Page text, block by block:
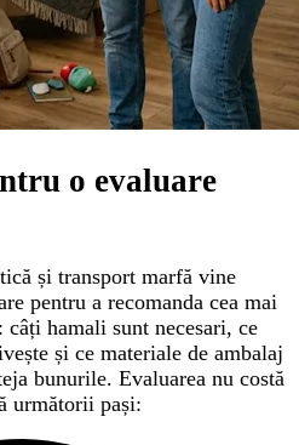
o evaluare
și transport marfă vine
pentru a recomanda cea mai
hamali sunt necesari, ce
și ce materiale de ambalaj
bunurile. Evaluarea nu costă
următorii pași: